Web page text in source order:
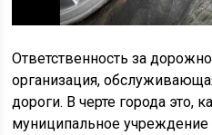
Ответственность за
организация,
дороги. В черте города это,
муниципальное учреждение